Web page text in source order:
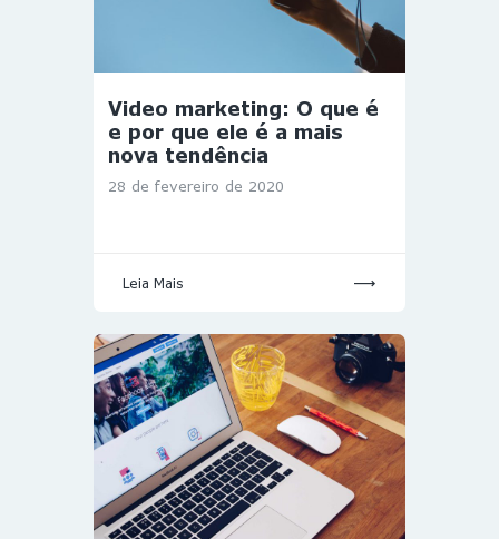
Video marketing: O que é
e por que ele é a mais
nova tendência
28 de fevereiro de 2020
Leia Mais